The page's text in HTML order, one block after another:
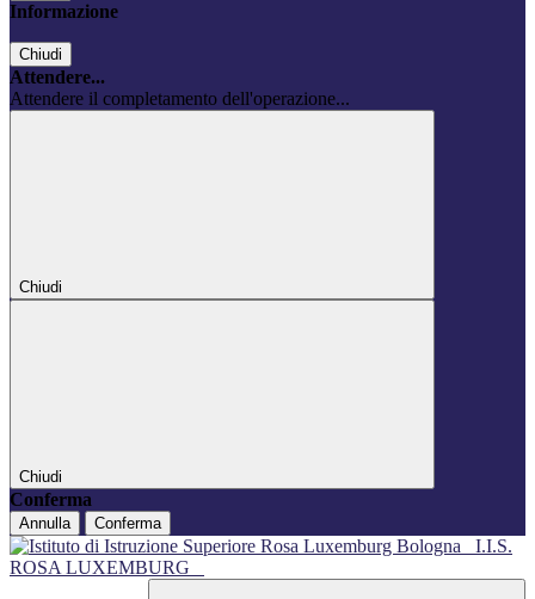
Informazione
Chiudi
Attendere...
Attendere il completamento dell'operazione...
Chiudi
Chiudi
Conferma
Annulla Conferma
I.I.S.
ROSA LUXEMBURG